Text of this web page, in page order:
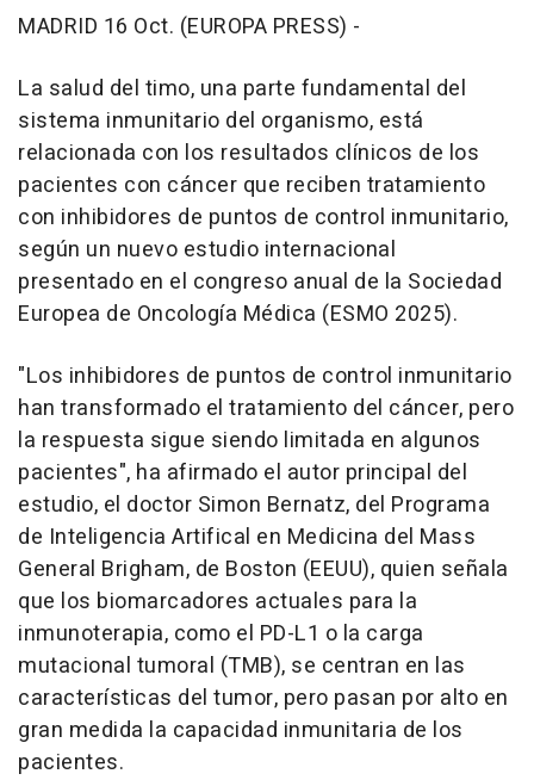
MADRID 16 Oct. (EUROPA PRESS) -
La salud del timo, una parte fundamental del
sistema inmunitario del organismo, está
relacionada con los resultados clínicos de los
pacientes con cáncer que reciben tratamiento
con inhibidores de puntos de control inmunitario,
según un nuevo estudio internacional
presentado en el congreso anual de la Sociedad
Europea de Oncología Médica (ESMO 2025).
"Los inhibidores de puntos de control inmunitario
han transformado el tratamiento del cáncer, pero
la respuesta sigue siendo limitada en algunos
pacientes", ha afirmado el autor principal del
estudio, el doctor Simon Bernatz, del Programa
de Inteligencia Artifical en Medicina del Mass
General Brigham, de Boston (EEUU), quien señala
que los biomarcadores actuales para la
inmunoterapia, como el PD-L1 o la carga
mutacional tumoral (TMB), se centran en las
características del tumor, pero pasan por alto en
gran medida la capacidad inmunitaria de los
pacientes.